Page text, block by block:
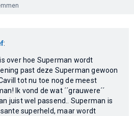
:
over hoe Superman wordt
past deze Superman gewoon
tot nu toe nog de meest
Ik vond de wat ´´grauwere´´
juist wel passend.. Superman is
superheld, maar wordt